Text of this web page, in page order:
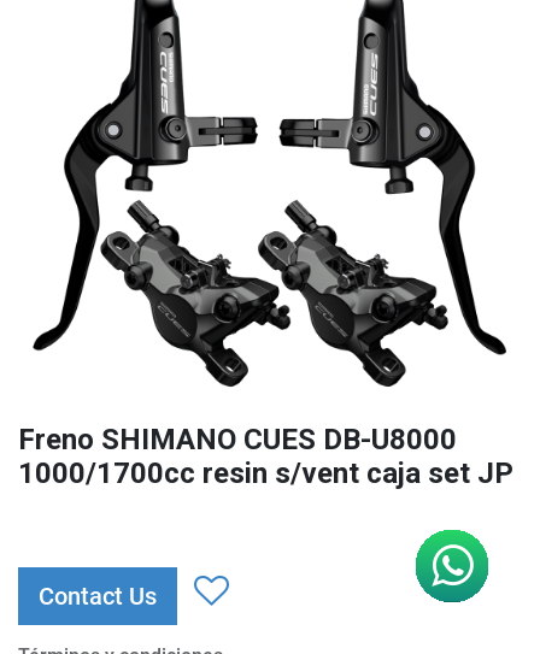
Freno SHIMANO CUES DB-U8000
1000/1700cc resin s/vent caja set JP
Contact Us